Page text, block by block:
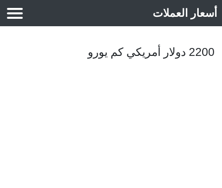
أسعار العملات
2200 دولار أمريكي كم يورو